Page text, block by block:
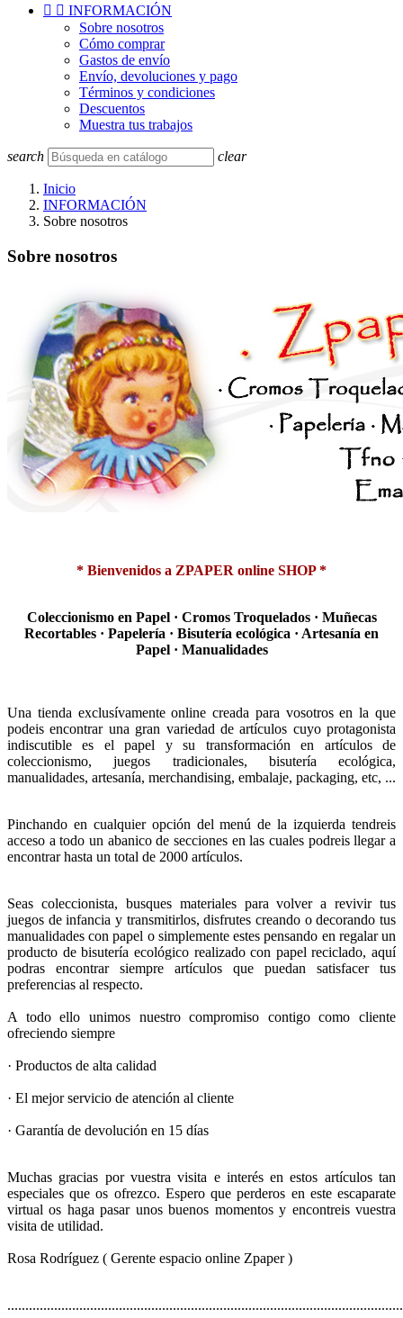
  INFORMACIÓN
Sobre nosotros
Cómo comprar
Gastos de envío
Envío, devoluciones y pago
Términos y condiciones
Descuentos
Muestra tus trabajos
search clear
Inicio
INFORMACIÓN
Sobre nosotros
Sobre nosotros
* Bienvenidos a ZPAPER online SHOP *
Coleccionismo en Papel · Cromos Troquelados · Muñecas
Recortables · Papelería · Bisutería ecológica · Artesanía en
Papel · Manualidades
Una tienda exclusívamente online creada para vosotros en la que
podeis encontrar una gran variedad de artículos cuyo protagonista
indiscutible es el papel y su transformación en artículos de
coleccionismo, juegos tradicionales, bisutería ecológica,
manualidades, artesanía, merchandising, embalaje, packaging, etc, ...
Pinchando en cualquier opción del menú de la izquierda tendreis
acceso a todo un abanico de secciones en las cuales podreis llegar a
encontrar hasta un total de 2000 artículos.
Seas coleccionista, busques materiales para volver a revivir tus
juegos de infancia y transmitirlos, disfrutes creando o decorando tus
manualidades con papel o simplemente estes pensando en regalar un
producto de bisutería ecológico realizado con papel reciclado, aquí
podras encontrar siempre artículos que puedan satisfacer tus
preferencias al respecto.
A todo ello unimos nuestro compromiso contigo como cliente
ofreciendo siempre
· Productos de alta calidad
· El mejor servicio de atención al cliente
· Garantía de devolución en 15 días
Muchas gracias por vuestra visita e interés en estos artículos tan
especiales que os ofrezco. Espero que perderos en este escaparate
virtual os haga pasar unos buenos momentos y encontreis vuestra
visita de utilidad.
Rosa Rodríguez ( Gerente espacio online Zpaper )